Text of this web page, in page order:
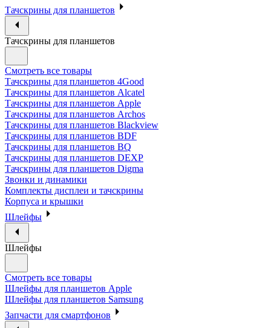
Тачскрины для планшетов
Тачскрины для планшетов
Смотреть все товары
Тачскрины для планшетов 4Good
Тачскрины для планшетов Alcatel
Тачскрины для планшетов Apple
Тачскрины для планшетов Archos
Тачскрины для планшетов Blackview
Тачскрины для планшетов BDF
Тачскрины для планшетов BQ
Тачскрины для планшетов DEXP
Тачскрины для планшетов Digma
Звонки и динамики
Комплекты дисплеи и тачскрины
Корпуса и крышки
Шлейфы
Шлейфы
Смотреть все товары
Шлейфы для планшетов Apple
Шлейфы для планшетов Samsung
Запчасти для смартфонов